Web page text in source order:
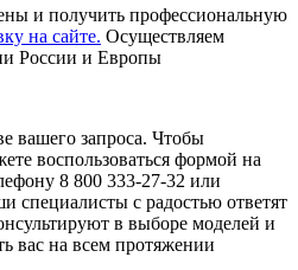
и получить профессиональную
на сайте. Осуществляем
России и Европы
вашего запроса. Чтобы
воспользоваться формой на
8 800 333-27-32 или
специалисты с радостью ответят
в выборе моделей и
вас на всем протяжении